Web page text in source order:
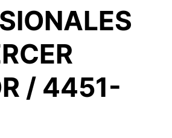
/ 4451-